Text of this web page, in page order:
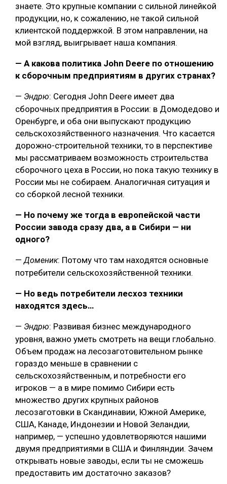
знаете. Это крупные компании с сильной линейкой
продукции, но, к сожалению, не такой сильной
клиентской поддержкой. В этом направлении, на
мой взгляд, выигрывает наша компания.
— А какова политика John Deere по отношению
к сборочным предприятиям в других странах?
— Эндрю: Сегодня John Deere имеет два
сборочных предприятия в России: в Домодедово и
Оренбурге, и оба они выпускают продукцию
сельскохозяйственного назначения. Что касается
дорожно-строительной техники, то в перспективе
мы рассматриваем возможность строительства
сборочного цеха в России, но пока такую технику в
России мы не собираем. Аналогичная ситуация и
со сборкой лесной техники.
— Но почему же тогда в европейской части
России завода сразу два, а в Сибири — ни
одного?
—Доменик: Потому что там находятся основные
потребители сельскохозяйственной техники.
— Но ведь потребители лесхоз техники
находятся здесь…
— Эндрю: Развивая бизнес международного
уровня, важно уметь смотреть на вещи глобально.
Объем продаж на лесозаготовительном рынке
гораздо меньше в сравнении с
сельскохозяйственным, и потребности его
игроков — а в мире помимо Сибири есть
множество других крупных районов
лесозаготовки в Скандинавии, Южной Америке,
США, Канаде, Индонезии и Новой Зеландии,
например, — успешно удовлетворяются нашими
двумя предприятиями в США и Финляндии. Зачем
открывать новые заводы, если ты не сможешь
предоставить им достаточно заказов?